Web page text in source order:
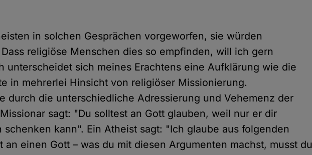
in solchen Gesprächen vorgeworfen, sie würden
religiöse Menschen dies so empfinden, will ich gern
unterscheidet sich meines Erachtens eine Aufklärung wie die
in mehrerlei Hinsicht von religiöser Missionierung.
durch die unterschiedliche Adressierung und Vehemenz der
sagt: "Du solltest an Gott glauben, weil nur er dir
schenken kann". Ein Atheist sagt: "Ich glaube aus folgenden
an einen Gott – was du mit diesen Argumenten machst, musst du